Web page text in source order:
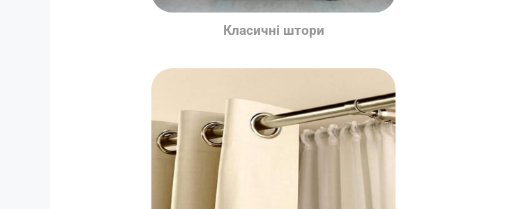
Класичні штори